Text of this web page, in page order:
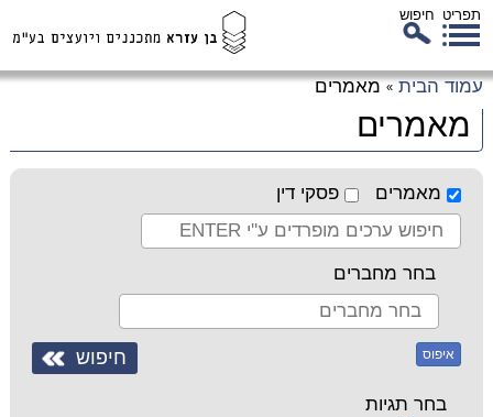
תפריט חיפוש
עמוד הבית » מאמרים
מאמרים
מאמרים פסקי דין
בחר מחברים
איפוס
בחר תגיות